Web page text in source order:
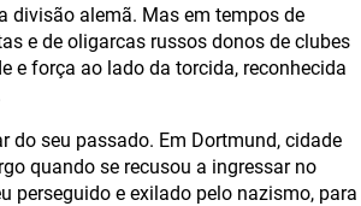
divisão alemã. Mas em tempos de
e de oligarcas russos donos de clubes
e força ao lado da torcida, reconhecida
do seu passado. Em Dortmund, cidade
quando se recusou a ingressar no
perseguido e exilado pelo nazismo, para